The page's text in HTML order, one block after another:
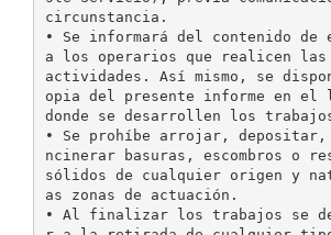
circunstancia.
• Se informará del contenido de
a los operarios que realicen las
actividades. Así mismo, se
opia del presente informe en el
donde se desarrollen los
• Se prohíbe arrojar,
ncinerar basuras, escombros o
sólidos de cualquier origen y
as zonas de actuación.
• Al finalizar los trabajos se